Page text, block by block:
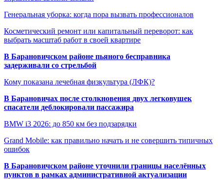
Генеральная уборка: когда пора вызвать профессионалов
Косметический ремонт или капитальный переворот: как
выбрать масштаб работ в своей квартире
В Барановичском районе пьяного бесправника
задерживали со стрельбой
Кому показана лечебная физкультура (ЛФК)?
В Барановичах после столкновения двух легковушек
спасатели деблокировали пассажира
BMW i3 2026: до 850 км без подзарядки
Grand Mobile: как правильно начать и не совершить типичных
ошибок
В Барановичском районе уточнили границы населённых
пунктов в рамках административной актуализации